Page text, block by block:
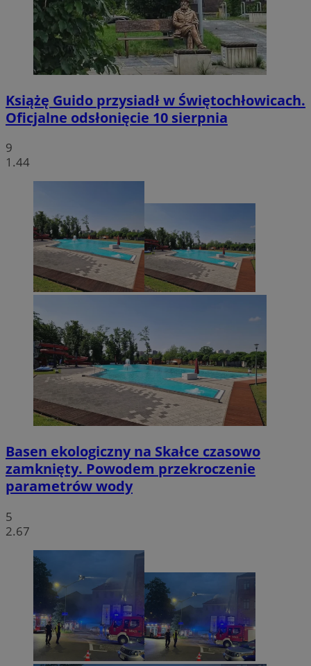
Książę Guido przysiadł w Świętochłowicach.
Oficjalne odsłonięcie 10 sierpnia
9
1.44
Basen ekologiczny na Skałce czasowo
zamknięty. Powodem przekroczenie
parametrów wody
5
2.67